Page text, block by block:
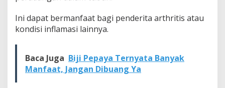
Ini dapat bermanfaat bagi penderita arthritis atau
kondisi inflamasi lainnya.
Baca Juga Biji Pepaya Ternyata Banyak
Manfaat, Jangan Dibuang Ya